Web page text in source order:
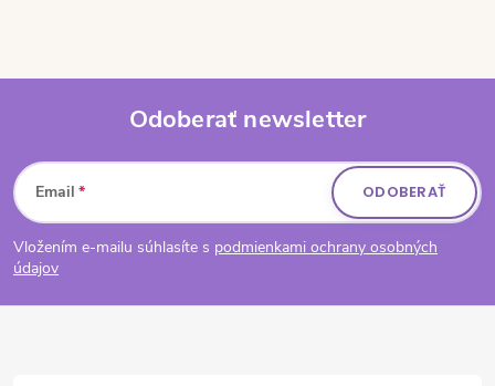
Zápätie
Odoberať newsletter
Email
Vložením e-mailu súhlasíte s podmienkami ochrany osobných
údajov
ODOBERAŤ